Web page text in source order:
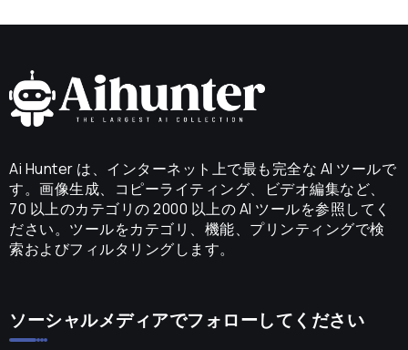
Ai Hunter は、インターネット上で最も完全な AI ツールで
す。画像生成、コピーライティング、ビデオ編集など、
70 以上のカテゴリの 2000 以上の AI ツールを参照してく
ださい。ツールをカテゴリ、機能、プリンティングで検
索およびフィルタリングします。
ソーシャルメディアでフォローしてください